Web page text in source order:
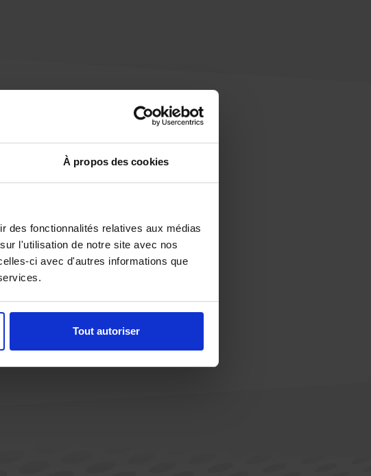
À propos des cookies
des fonctionnalités relatives aux médias
l'utilisation de notre site avec nos
ci avec d'autres informations que
Tout autoriser
?
être